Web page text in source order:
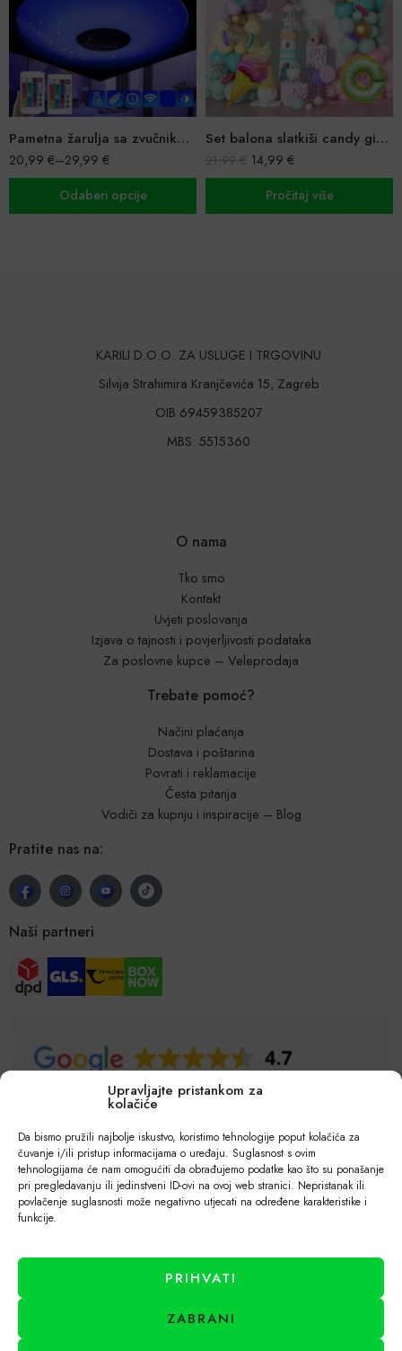
Upravljajte pristankom za
kolačiće
Da bismo pružili najbolje iskustvo, koristimo tehnologije poput kolačića za
čuvanje i/ili pristup informacijama o uređaju. Suglasnost s ovim
tehnologijama će nam omogućiti da obrađujemo podatke kao što su ponašanje
pri pregledavanju ili jedinstveni ID-ovi na ovoj web stranici. Nepristanak ili
povlačenje suglasnosti može negativno utjecati na određene karakteristike i
funkcije.
PRIHVATI
ZABRANI
Pametna žarulja sa zvučnikom – 2 modela
20,99 €–29,99 €
Odaberi opcije
Set balona slatkiši candy girlanda 124 kom.
21,99€ 14,99 €
Pročitaj više
KARILI D.O.O. ZA USLUGE I TRGOVINU
Silvija Strahimira Kranjčevića 15, Zagreb
OIB 69459385207
MBS: 5515360
O nama
Tko smo
Kontakt
Uvjeti poslovanja
Izjava o tajnosti i povjerljivosti podataka
Za poslovne kupce – Veleprodaja
Trebate pomoć?
Načini plaćanja
Dostava i poštarina
Povrati i reklamacije
Česta pitanja
Vodiči za kupnju i inspiracije – Blog
Pratite nas na:
Naši partneri